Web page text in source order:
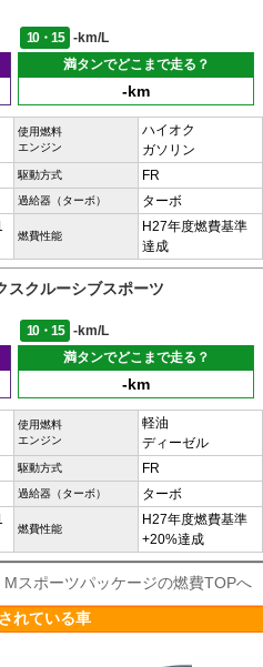
10・15
-km/L
満タンでどこまで走る？
-km
使用燃料
エンジン
ハイオク
ガソリン
駆動方式 FR
過給器（ターボ） ターボ
燃費性能
H27年度燃費基準
達成
スクルーシブスポーツ
10・15
-km/L
満タンでどこまで走る？
-km
使用燃料
エンジン
軽油
ディーゼル
駆動方式 FR
過給器（ターボ） ターボ
燃費性能
H27年度燃費基準
+20%達成
スポーツパッケージの燃費TOPへ
れている車